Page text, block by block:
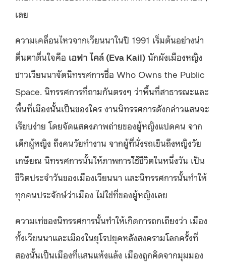
เลย
ความเคลื่อนไหวจากเวียนนาในปี 1991 เริ่มต้นอย่างน่า
ตื่นตาตื่นใจคือ เอฟา ไคล์ (Eva Kail) นักผังเมืองหญิง
ชาวเวียนนาจัดนิทรรศการชื่อ Who Owns the Public
Space. นิทรรศการที่ถามกันตรงๆ ว่าพื้นที่สาธารณะและ
พื้นที่เมืองนั้นเป็นของใคร งานนิทรรศการดังกล่าวแสนจะ
เรียบง่าย โดยจัดแสดงภาพถ่ายของผู้หญิงแปดคน จาก
เด็กผู้หญิง ถึงคนวัยทำงาน จากผู้ที่นั่งรถเข็นถึงหญิงวัย
เกษียณ นิทรรศการนั้นให้ภาพการใ้ช้ชีวิตในหนึ่งวัน เป็น
ชีวิตประจำวันของเมืองเวียนนา และนิทรรศการนั้นทำให้
ทุกคนประจักษ์ว่าเมือง ไม่ใช่ที่ของผู้หญิงเลย
ความเท่ของนิทรรศการนั้นทำให้เกิดการถกเถียงว่า เมือง
ทั้งเวียนนาและเมืองในยุโรปยุคหลังสงครามโลกครั้งที่
สองนั้นเป็นเมืองที่แสนแห้งแล้ง เมืองถูกคิดจากมุมมอง